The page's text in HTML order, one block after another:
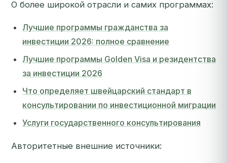
О более широкой отрасли и самих программах:
Лучшие программы гражданства за
инвестиции 2026: полное сравнение
Лучшие программы Golden Visa и резидентства
за инвестиции 2026
Что определяет швейцарский стандарт в
консультировании по инвестиционной миграции
Услуги государственного консультирования
Авторитетные внешние источники: